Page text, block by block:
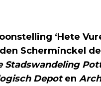
‘Hete
Scherminckel
Stadswandeling
Depoten